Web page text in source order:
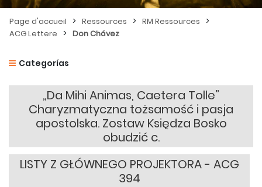
Page d'accueil > Ressources > RM Ressources >
ACG Lettere > Don Chávez
Categorías
„Da Mihi Animas, Caetera Tolle”
Charyzmatyczna tożsamość i pasja
apostolska. Zostaw Księdza Bosko
obudzić c.
LISTY Z GŁÓWNEGO PROJEKTORA - ACG
394